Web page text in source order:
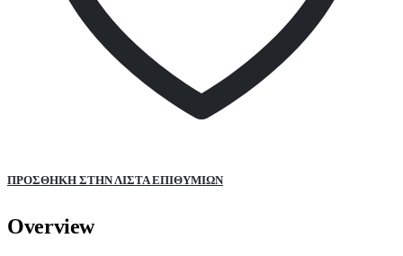
ΠΡΌΣΘΉΚΗ ΣΤΗΝ ΛΊΣΤΑ ΕΠΙΘΥΜΙΏΝ
Overview